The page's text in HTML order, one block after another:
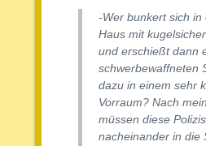
-Wer bunkert sich
Haus mit
und erschießt dann
schwerbewaffneten
dazu in einem sehr
Vorraum? Nach
müssen diese
nacheinander in die